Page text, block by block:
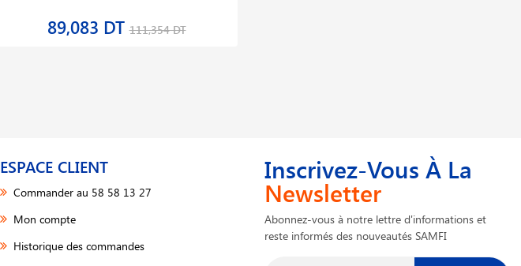
89,083 DT111,354 DT
ESPACE CLIENT
Commander au 58 58 13 27
Mon compte
Historique des commandes
Inscrivez-Vous À La
Newsletter
Abonnez-vous à notre lettre d'informations et
reste informés des nouveautés SAMFI